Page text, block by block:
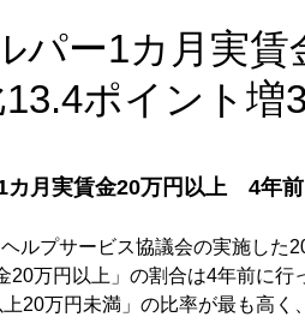
パー1カ月実
13.4ポイント
カ月実賃金20万円以上　4年
ルプサービス協議会の実施した
20万円以上」の割合は4年前に
20万円未満」の比率が最も高